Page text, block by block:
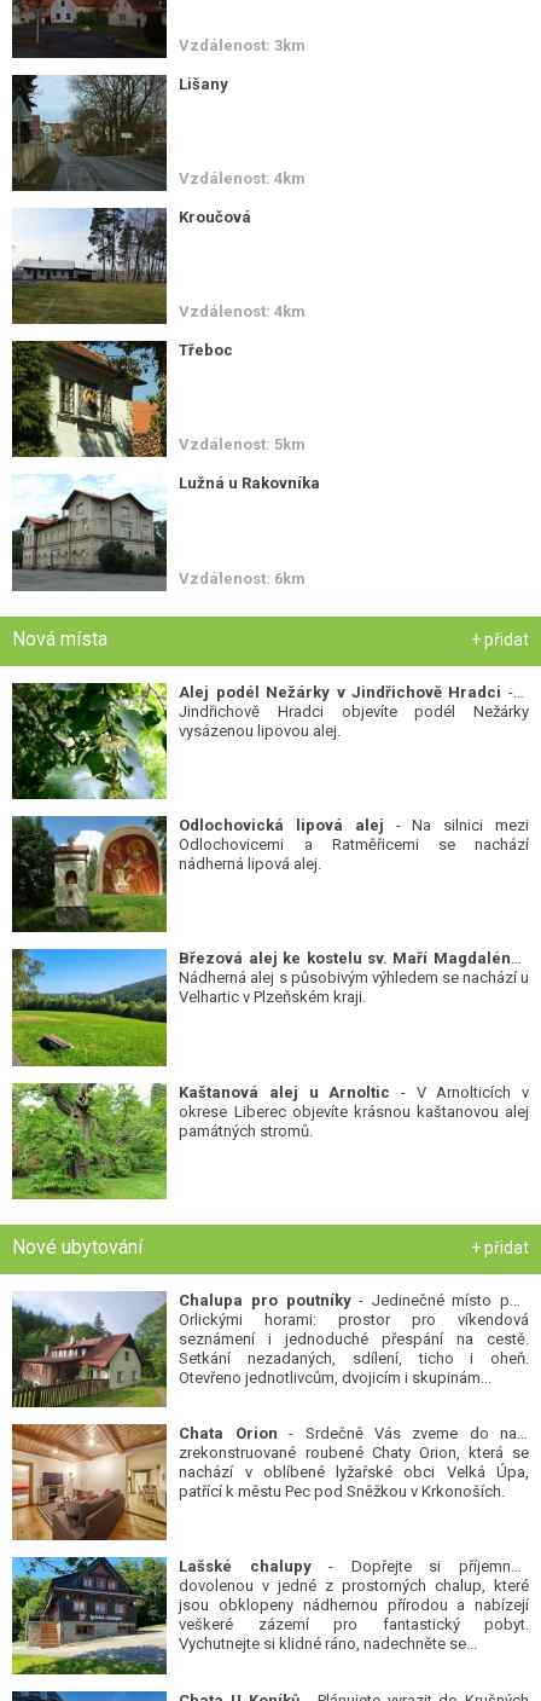
Vzdálenost: 3km
Lišany
Vzdálenost: 4km
Kroučová
Vzdálenost: 4km
Třeboc
Vzdálenost: 5km
Lužná u Rakovníka
Vzdálenost: 6km
Nová místa + přidat
Alej podél Nežárky v Jindřichově Hradci - V
Jindřichově Hradci objevíte podél Nežárky
vysázenou lipovou alej.
Odlochovická lipová alej - Na silnici mezi
Odlochovicemi a Ratměřicemi se nachází
nádherná lipová alej.
Březová alej ke kostelu sv. Maří Magdalény-
Nádherná alej s působivým výhledem se nachází u
Velhartic v Plzeňském kraji.
Kaštanová alej u Arnoltic - V Arnolticích v
okrese Liberec objevíte krásnou kaštanovou alej
památných stromů.
Nové ubytování + přidat
Chalupa pro poutníky- Jedinečné místo pod
Orlickými horami: prostor pro víkendová
seznámení i jednoduché přespání na cestě.
Setkání nezadaných, sdílení, ticho i oheň.
Otevřeno jednotlivcům, dvojicím i skupinám...
Chata Orion - Srdečně Vás zveme do naší
zrekonstruované roubené Chaty Orion, která se
nachází v oblíbené lyžařské obci Velká Úpa,
patřící k městu Pec pod Sněžkou v Krkonoších.
Lašské chalupy- Dopřejte si příjemnou
dovolenou v jedné z prostorných chalup, které
jsou obklopeny nádhernou přírodou a nabízejí
veškeré zázemí pro fantastický pobyt.
Vychutnejte si klidné ráno, nadechněte se...